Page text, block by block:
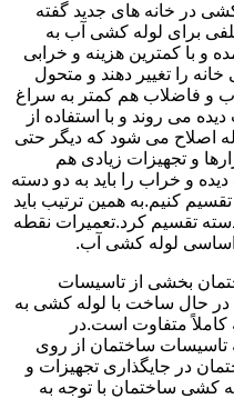
در خانه های جدید گفته
برای لوله کشی آب به
و با کمترین هزینه و خرابی
را تغییر دهند و متحول
و فاضلاب هم کمتر به سراغ
می روند و با استفاده از
اصلاح می شود که دیگر حتی
و تجهیزات زیادی هم
و خراب را باید به دو دسته
کنیم.به همین ترتیب باید
تقسیم کرد.تعمیرات نقطه
اساسی لوله کشی آب.
بخشی از تاسیسات
حال ساخت با لوله کشی به
متفاوت است.در
تاسیسات ساختمان از روی
در جایگذاری تجهیزات و
کشی ساختمان با توجه به